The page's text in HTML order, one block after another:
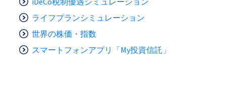
ライフプランシミュレーション
世界の株価・指数
スマートフォンアプリ「My投資信託」